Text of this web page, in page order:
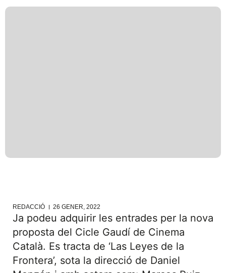
REDACCIÓ 26 GENER, 2022
Ja podeu adquirir les entrades per la nova
proposta del Cicle Gaudí de Cinema
Català. Es tracta de ‘Las Leyes de la
Frontera’, sota la direcció de Daniel